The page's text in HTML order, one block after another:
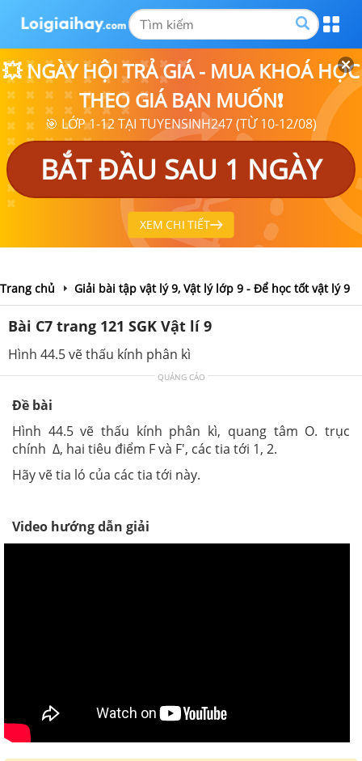
💥 NGÀY HỘI TRẢ GIÁ - MUA KHOÁ HỌC
THEO GIÁ BẠN MUỐN❗
🎯 LỚP 1-12 TẠI TUYENSINH247 (TỪ 10-12/08)
BẮT ĐẦU SAU 1 NGÀY
XEM CHI TIẾT
Trang chủ Giải bài tập vật lý 9, Vật lý lớp 9 - Để học tốt vật lý 9
Bài C7 trang 121 SGK Vật lí 9
Hình 44.5 vẽ thấu kính phân kì
QUẢNG CÁO
Đề bài
Hình 44.5 vẽ thấu kính phân kì, quang tâm O. trục
chính ∆, hai tiêu điểm F và F', các tia tới 1, 2.
Hãy vẽ tia ló của các tia tới này.
Video hướng dẫn giải